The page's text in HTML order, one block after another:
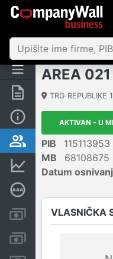
Rezime
Vlasnička struktura
Kreditni limit
AREA 021
TRG REPUBLIKE
AKTIVAN - U
PIB
115113953
MB
68108675
Datum
VLASNIČKA